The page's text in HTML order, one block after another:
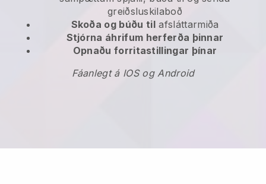
greiðsluskilaboð
Skoða og búðu tilafsláttarmiða
Stjórna áhrifum herferða þinnar
Opnaðu forritastillingar þínar
Fáanlegt á IOS og Android